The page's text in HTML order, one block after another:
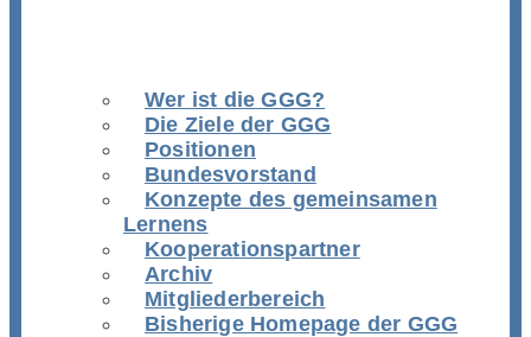
Wer ist die GGG?
Die Ziele der GGG
Positionen
Bundesvorstand
Konzepte des gemeinsamen
Lernens
Kooperationspartner
Archiv
Mitgliederbereich
Bisherige Homepage der GGG